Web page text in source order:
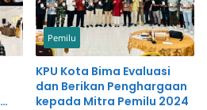
Pemilu
KPU Kota Bima Evaluasi
dan Berikan Penghargaan
kepada Mitra Pemilu 2024